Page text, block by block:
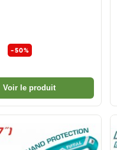
-50%
Voir le produit